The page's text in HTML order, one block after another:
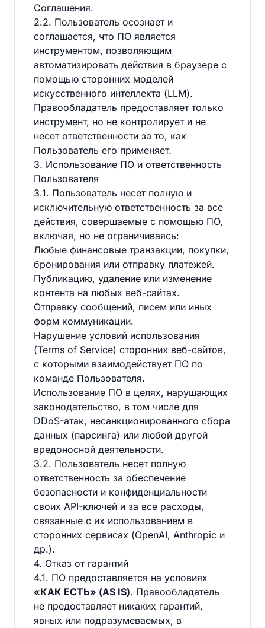
Соглашения.
2.2. Пользователь осознает и
соглашается, что ПО является
инструментом, позволяющим
автоматизировать действия в браузере с
помощью сторонних моделей
искусственного интеллекта (LLM).
Правообладатель предоставляет только
инструмент, но не контролирует и не
несет ответственности за то, как
Пользователь его применяет.
3. Использование ПО и ответственность
Пользователя
3.1. Пользователь несет полную и
исключительную ответственность за все
действия, совершаемые с помощью ПО,
включая, но не ограничиваясь:
Любые финансовые транзакции, покупки,
бронирования или отправку платежей.
Публикацию, удаление или изменение
контента на любых веб-сайтах.
Отправку сообщений, писем или иных
форм коммуникации.
Нарушение условий использования
(Terms of Service) сторонних веб-сайтов,
с которыми взаимодействует ПО по
команде Пользователя.
Использование ПО в целях, нарушающих
законодательство, в том числе для
DDoS-атак, несанкционированного сбора
данных (парсинга) или любой другой
вредоносной деятельности.
3.2. Пользователь несет полную
ответственность за обеспечение
безопасности и конфиденциальности
своих API-ключей и за все расходы,
связанные с их использованием в
сторонних сервисах (OpenAI, Anthropic и
др.).
4. Отказ от гарантий
4.1. ПО предоставляется на условиях
«КАК ЕСТЬ» (AS IS). Правообладатель
не предоставляет никаких гарантий,
явных или подразумеваемых, в